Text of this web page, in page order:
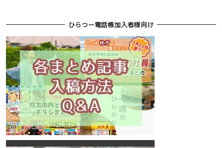
ひらつー電話帳加入者様向け